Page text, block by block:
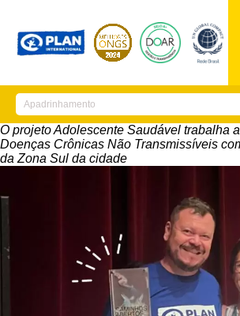
O projeto Adolescente Saudável trabalha
Doenças Crônicas Não Transmissíveis
da Zona Sul da cidade